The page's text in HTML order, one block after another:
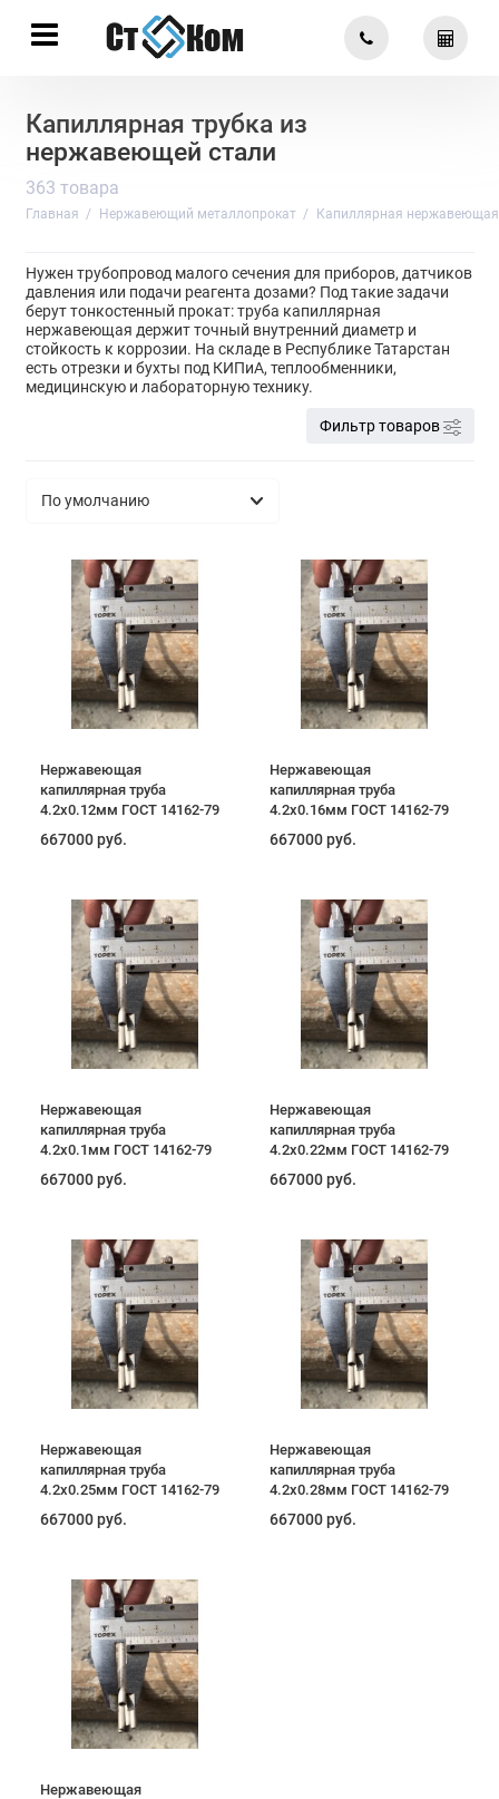
Капиллярная трубка из
нержавеющей стали
363 товара
Главная Нержавеющий металлопрокат Капиллярная нержавеющая
Нужен трубопровод малого сечения для приборов, датчиков
давления или подачи реагента дозами? Под такие задачи
берут тонкостенный прокат: труба капиллярная
нержавеющая держит точный внутренний диаметр и
стойкость к коррозии. На складе в Республике Татарстан
есть отрезки и бухты под КИПиА, теплообменники,
медицинскую и лабораторную технику.
Фильтр товаров
Нержавеющая
капиллярная труба
4.2х0.12мм ГОСТ 14162-79
667000 руб.
Нержавеющая
капиллярная труба
4.2х0.16мм ГОСТ 14162-79
667000 руб.
Нержавеющая
капиллярная труба
4.2х0.1мм ГОСТ 14162-79
667000 руб.
Нержавеющая
капиллярная труба
4.2х0.22мм ГОСТ 14162-79
667000 руб.
Нержавеющая
капиллярная труба
4.2х0.25мм ГОСТ 14162-79
667000 руб.
Нержавеющая
капиллярная труба
4.2х0.28мм ГОСТ 14162-79
667000 руб.
Нержавеющая